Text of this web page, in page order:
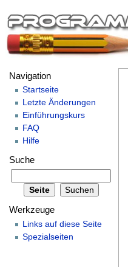
Navigation
Startseite
Letzte Änderungen
Einführungskurs
FAQ
Hilfe
Suche
Werkzeuge
Links auf diese Seite
Spezialseiten